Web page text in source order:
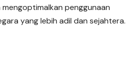
penggunaan
yang lebih adil dan sejahtera.